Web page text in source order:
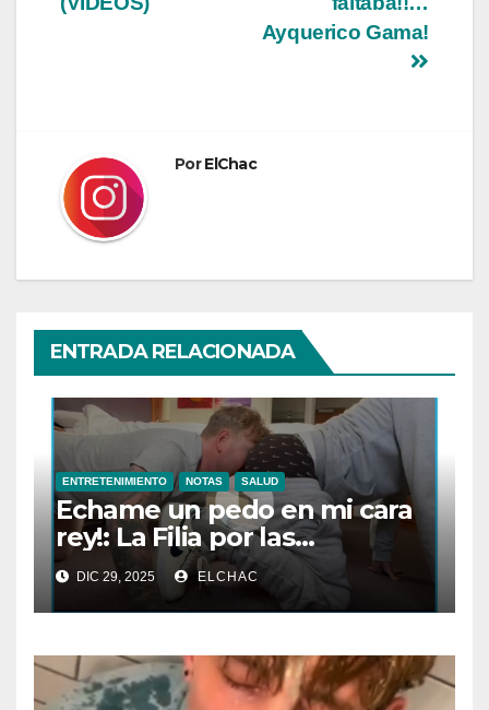
Ayquerico Gama!
PorElChac
ENTRADA RELACIONADA
ENTRETENIMIENTO NOTAS SALUD
Echame un pedo en mi cara
rey!: La Filia por las
Flatulencias”
DIC 29, 2025 ELCHAC